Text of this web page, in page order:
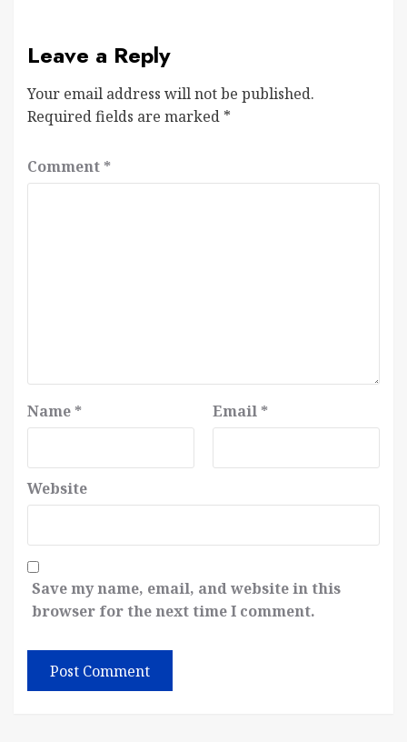
Leave a Reply
Your email address will not be published.
Required fields are marked *
Comment *
Name * Email *
Website
Save my name, email, and website in this
browser for the next time I comment.